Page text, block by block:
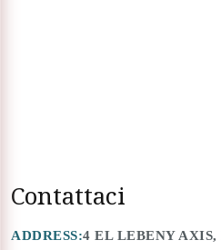
Contattaci
ADDRESS:4 EL LEBENY